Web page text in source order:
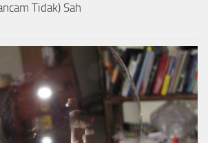
Tidak) Sah